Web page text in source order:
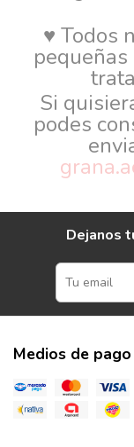
♥ Todos
Si
podes
Dejanos
Medios de pago